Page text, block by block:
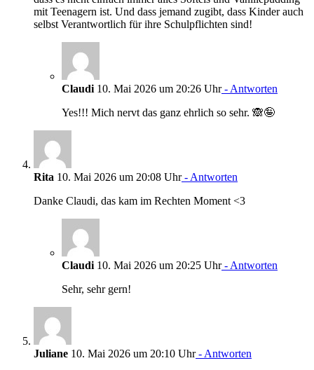
mit Teenagern ist. Und dass jemand zugibt, dass Kinder auch
selbst Verantwortlich für ihre Schulpflichten sind!
Claudi 10. Mai 2026 um 20:26 Uhr- Antworten
Yes!!! Mich nervt das ganz ehrlich so sehr. 🙈🤪
Rita 10. Mai 2026 um 20:08 Uhr- Antworten
Danke Claudi, das kam im Rechten Moment <3
Claudi 10. Mai 2026 um 20:25 Uhr- Antworten
Sehr, sehr gern!
Juliane 10. Mai 2026 um 20:10 Uhr- Antworten